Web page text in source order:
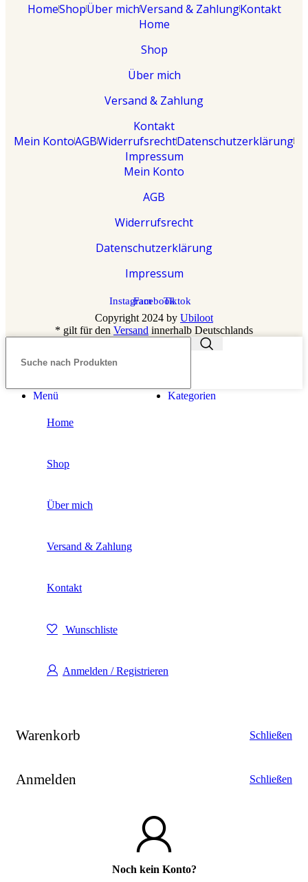
HomeShopÜber michVersand & ZahlungKontakt
Home
Shop
Über mich
Versand & Zahlung
Kontakt
Mein KontoAGBWiderrufsrechtDatenschutzerklärung
Impressum
Mein Konto
AGB
Widerrufsrecht
Datenschutzerklärung
Impressum
InstagramFacebookTiktok
Copyright 2024 by Ubiloot
* gilt für den Versand innerhalb Deutschlands
Menü Kategorien
Home
Shop
Über mich
Versand & Zahlung
Kontakt
Wunschliste
Anmelden / Registrieren
Warenkorb Schließen
Anmelden Schließen
Noch kein Konto?